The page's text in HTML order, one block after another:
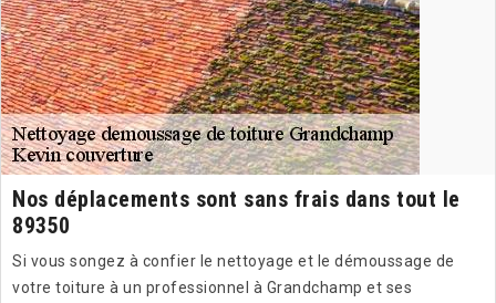
Nos déplacements sont sans frais dans tout le
89350
Si vous songez à confier le nettoyage et le démoussage de
votre toiture à un professionnel à Grandchamp et ses